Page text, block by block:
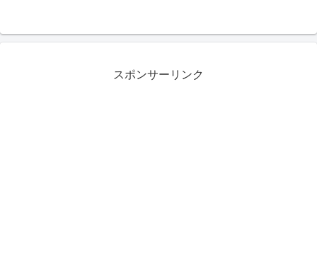
スポンサーリンク